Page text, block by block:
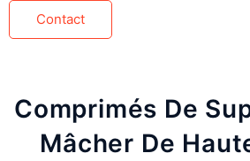
Contact
Comprimés De
Mâcher De